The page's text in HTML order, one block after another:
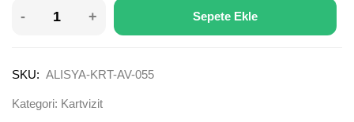
Sepete Ekle
SKU: ALISYA-KRT-AV-055
Kategori: Kartvizit